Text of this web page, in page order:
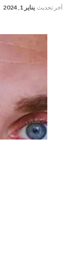
آخر تحديث يناير 1, 2024